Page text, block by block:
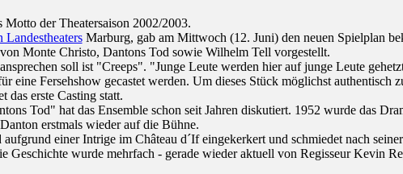
der Theatersaison 2002/2003.
LandestheatersMarburg, gab am Mittwoch (12. Juni) den neuen Spielplan
Monte Christo, Dantons Tod sowie Wilhelm Tell vorgestellt.
soll ist "Creeps". "Junge Leute werden hier auf junge Leute
eine Fersehshow gecastet werden. Um dieses Stück möglichst authentisch
das erste Casting statt.
Tod" hat das Ensemble schon seit Jahren diskutiert. 1952 wurde das
erstmals wieder auf die Bühne.
einer Intrige im Château d´If eingekerkert und schmiedet nach
Geschichte wurde mehrfach - gerade wieder aktuell von Regisseur Kevin